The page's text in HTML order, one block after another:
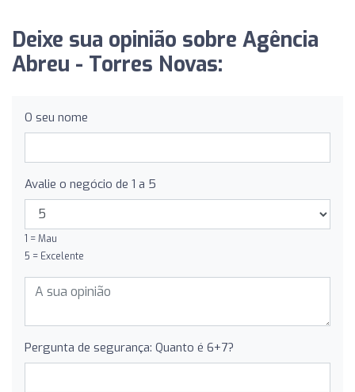
Deixe sua opinião sobre Agência
Abreu - Torres Novas:
O seu nome
Avalie o negócio de 1 a 5
1 = Mau
5 = Excelente
Pergunta de segurança: Quanto é 6+7?